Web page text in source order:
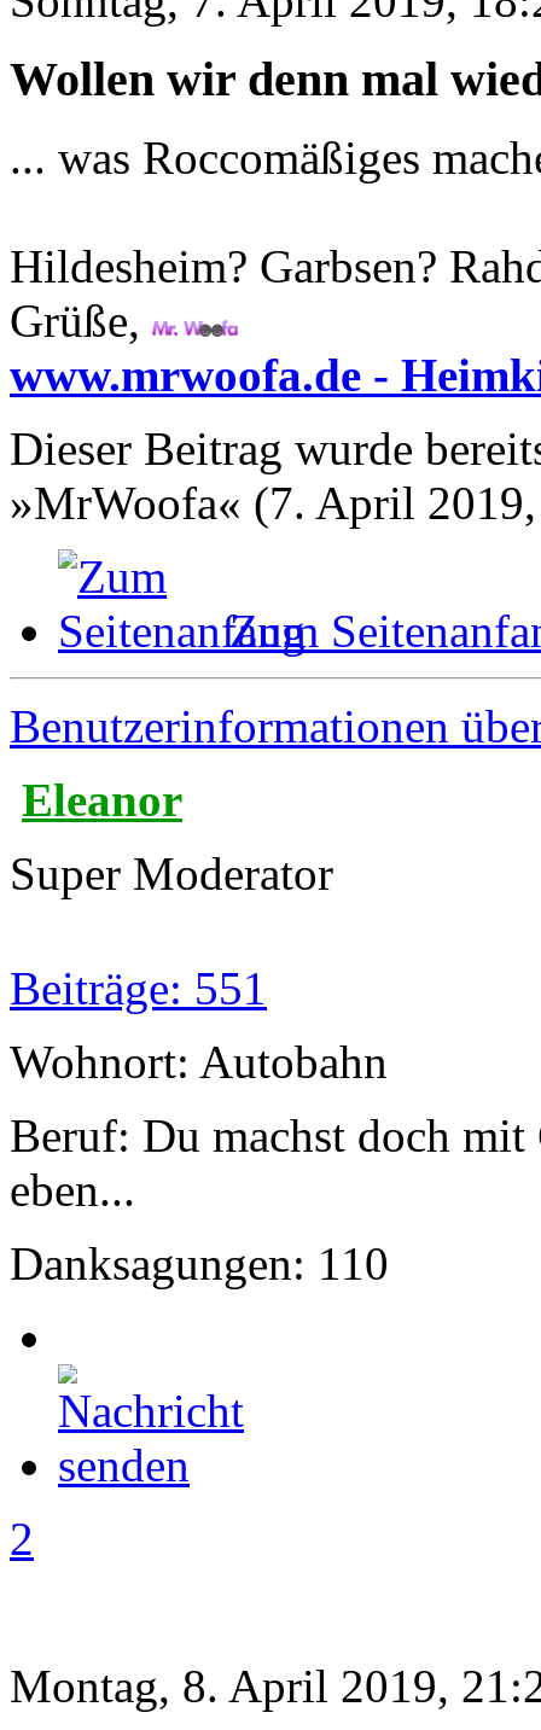
Wollen wir denn mal
... was Roccomäßiges
Hildesheim? Garbsen?
Grüße,
www.mrwoofa.de -
Dieser Beitrag wurde
»MrWoofa« (7. April
Zum
Benutzerinformationen
Eleanor
Super Moderator
Beiträge: 551
Wohnort: Autobahn
Beruf: Du machst doch mit
eben...
Danksagungen: 110
2
Montag, 8. April 2019,